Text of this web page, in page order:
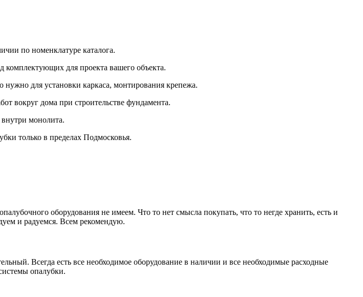
по номенклатуре каталога.
комплектующих для проекта вашего объекта.
для установки каркаса, монтирования крепежа.
вокруг дома при строительстве фундамента.
монолита.
только в пределах Подмосковья.
оборудования не имеем. Что то нет смысла покупать, что то негде хранить, есть и
и радуемся. Всем рекомендую.
Всегда есть все необходимое оборудование в наличии и все необходимые расходные
опалубки.